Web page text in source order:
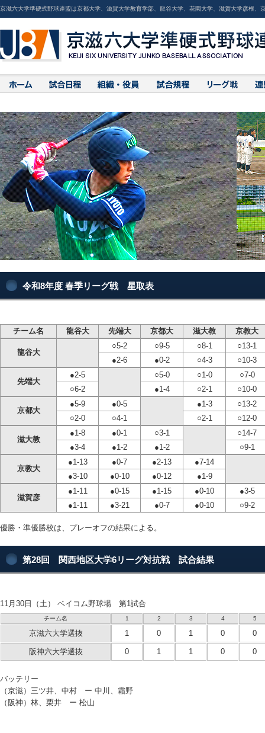
京滋六大学準硬式野球連盟は京都大学、滋賀大学教育学部、龍谷大学、花園大学、滋賀大学彦根
令和8年度 春季リーグ戦 星取表
チーム名 龍谷大 先端大 京都大 滋大教 京教大
龍谷大
○5-2 ○9-5 ○8-1
○13-1
●2-6
●0-2 ○4-3 ○10-3
先端大
●2-5 ○5-0 ○1-0
○7-0
○6-2
●1-4 ○2-1 ○10-0
京都大
●5-9 ●0-5 ●1-3
○13-2
○2-0
○4-1 ○2-1 ○12-0
滋大教
●1-8 ●0-1 ○3-1
○14-7
●3-4
●1-2 ●1-2 ○9-1
京教大
●1-13 ●0-7 ●2-13
●7-14
●3-10
●0-10 ●0-12 ●1-9
滋賀彦
●1-11 ●0-15 ●1-15 ●0-10
●3-5
●1-11
●3-21 ●0-7 ●0-10 ○9-2
優勝・準優勝校は、プレーオフの結果による。
第28回 関西地区大学6リーグ対抗戦 試合結果
11月30日（土） ベイコム野球場 第1試合
チーム名 1 2 3 4 5
京滋六大学選抜 1 0 1 0 0
阪神六大学選抜 0 1 1 0 0
バッテリー
（京滋）三ツ井、中村 ー 中川、霜野
（阪神）林、栗井 ー 松山